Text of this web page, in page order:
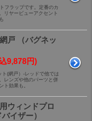
フラップです。定番のカ
リヤービューアクセント
戸 （バグネッ
9,878円)
(網戸）-レッドで他では
レンズや他のパーツと併
ト効果も。
ウィンドプロ
イザー）